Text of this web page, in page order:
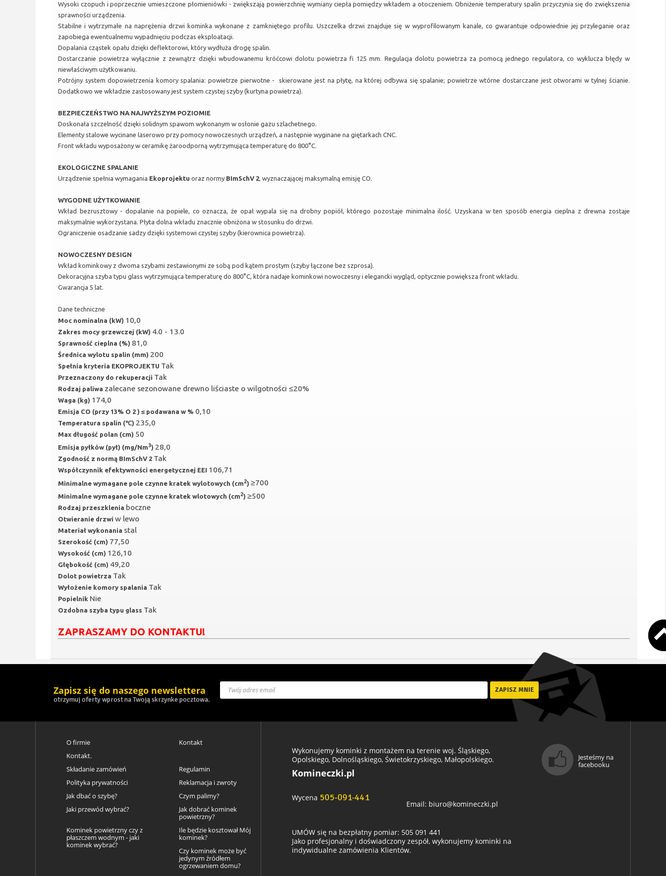
Wysoki czopuch i poprzecznie umieszczone płomieniówki - zwiększają powierzchnię wymiany ciepła pomiędzy wkładem a otoczeniem. Obniżenie temperatury spalin przyczynia się do zwiększenia
sprawności urządzenia.
Stabilne i wytrzymałe na naprężenia drzwi kominka wykonane z zamkniętego profilu. Uszczelka drzwi znajduje się w wyprofilowanym kanale, co gwarantuje odpowiednie jej przyleganie oraz
zapobiega ewentualnemu wypadnięciu podczas eksploatacji.
Dopalania cząstek opału dzięki deflektorowi, który wydłuża drogę spalin.
Dostarczanie powietrza wyłącznie z zewnątrz dzięki wbudowanemu króćcowi dolotu powietrza fi 125 mm. Regulacja dolotu powietrza za pomocą jednego regulatora, co wyklucza błędy w
niewłaściwym użytkowaniu.
Potrójny system dopowietrzenia komory spalania: powietrze pierwotne - skierowane jest na płytę, na której odbywa się spalanie; powietrze wtórne dostarczane jest otworami w tylnej ścianie.
Dodatkowo we wkładzie zastosowany jest system czystej szyby (kurtyna powietrza).
BEZPIECZEŃSTWO NA NAJWYŻSZYM POZIOMIE
Doskonała szczelność dzięki solidnym spawom wykonanym w osłonie gazu szlachetnego.
Elementy stalowe wycinane laserowo przy pomocy nowoczesnych urządzeń, a następnie wyginane na giętarkach CNC.
Front wkładu wyposażony w ceramikę żaroodporną wytrzymująca temperaturę do 800°C.
EKOLOGICZNE SPALANIE
Urządzenie spełnia wymagania Ekoprojektu oraz normy BImSchV 2, wyznaczającej maksymalną emisję CO.
WYGODNE UŻYTKOWANIE
Wkład bezrusztowy - dopalanie na popiele, co oznacza, że opał wypala się na drobny popiół, którego pozostaje minimalna ilość. Uzyskana w ten sposób energia cieplna z drewna zostaje
maksymalnie wykorzystana. Płyta dolna wkładu znacznie obniżona w stosunku do drzwi.
Ograniczenie osadzanie sadzy dzięki systemowi czystej szyby (kierownica powietrza).
NOWOCZESNY DESIGN
Wkład kominkowy z dwoma szybami zestawionymi ze sobą pod kątem prostym (szyby łączone bez szprosa).
Dekoracyjna szyba typu glass wytrzymująca temperaturę do 800°C, która nadaje kominkowi nowoczesny i elegancki wygląd, optycznie powiększa front wkładu.
Gwarancja 5 lat.
Dane techniczne
Moc nominalna (kW) 10,0
Zakres mocy grzewczej (kW) 4.0 - 13.0
Sprawność cieplna (%) 81,0
Średnica wylotu spalin (mm) 200
Spełnia kryteria EKOPROJEKTU Tak
Przeznaczony do rekuperacji Tak
Rodzaj paliwa zalecane sezonowane drewno liściaste o wilgotności ≤20%
Waga (kg) 174,0
Emisja CO (przy 13% O 2 ) ≤ podawana w % 0,10
Temperatura spalin (℃) 235,0
Max długość polan (cm) 50
Emisja pyłków (pył) (mg/Nm3) 28,0
Zgodność z normą BImSchV 2 Tak
Współczynnik efektywności energetycznej EEI 106,71
Minimalne wymagane pole czynne kratek wylotowych (cm2) ≥700
Minimalne wymagane pole czynne kratek wlotowych (cm2) ≥500
Rodzaj przeszklenia boczne
Otwieranie drzwi w lewo
Materiał wykonania stal
Szerokość (cm) 77,50
Wysokość (cm) 126,10
Głębokość (cm) 49,20
Dolot powietrza Tak
Wyłożenie komory spalania Tak
Popielnik Nie
Ozdobna szyba typu glass Tak
ZAPRASZAMY DO KONTAKTU!
Zapisz się do naszego newslettera
otrzymuj oferty wprost na Twoją skrzynke pocztowa.
O firmie
Kontakt
Kontakt.
Składanie zamówień
Regulamin
Polityka prywatności
Reklamacja i zwroty
Jak dbać o szybę?
Czym palimy?
Jaki przewód wybrać?
Jak dobrać kominek
powietrzny?
Kominek powietrzny czy z
płaszczem wodnym - jaki
kominek wybrać?
Ile będzie kosztował Mój
kominek?
Czy kominek może być
jedynym źródłem
ogrzewaniem domu?
Wykonujemy kominki z montażem na terenie woj. Śląskiego,
Opolskiego, Dolnośląskiego, Świetokrzyskiego, Małopolskiego.
Komineczki.pl
Wycena 505-091-441
Email: biuro@komineczki.pl
UMÓW się na bezpłatny pomiar: 505 091 441
Jako profesjonalny i doświadczony zespół, wykonujemy kominki na
indywidualne zamówienia Klientów.
Jesteśmy na
facebooku